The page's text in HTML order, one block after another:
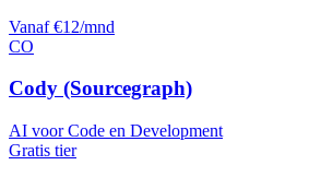
Vanaf €12/mnd
CO
Cody (Sourcegraph)
AI voor Code en Development
Gratis tier